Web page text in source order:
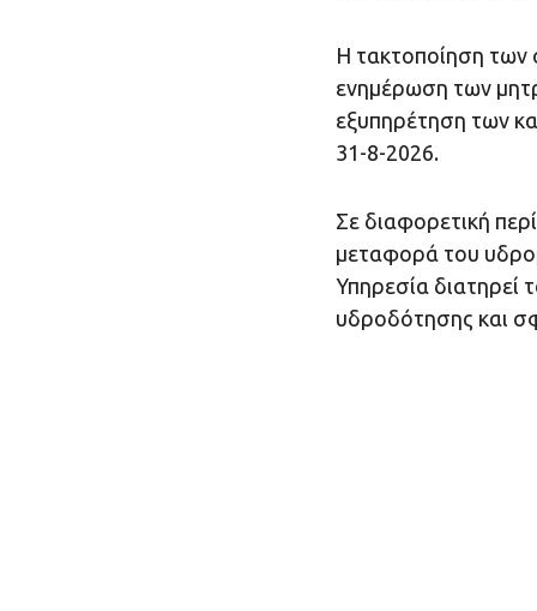
Η τακτοποίηση των
ενημέρωση των
εξυπηρέτηση των
31-8-2026.
Σε διαφορετική
μεταφορά του
Υπηρεσία διατηρεί
υδροδότησης και